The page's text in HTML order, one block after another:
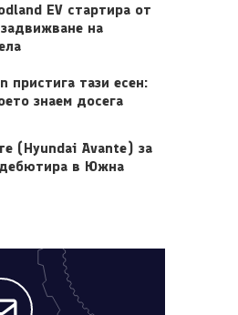
EV стартира от
на
пристига тази есен:
знаем досега
(Hyundai Avante) за
в Южна